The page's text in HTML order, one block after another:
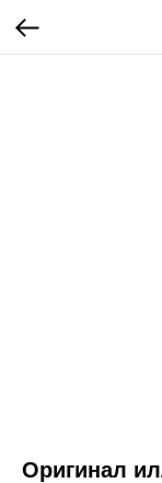
Оригинал